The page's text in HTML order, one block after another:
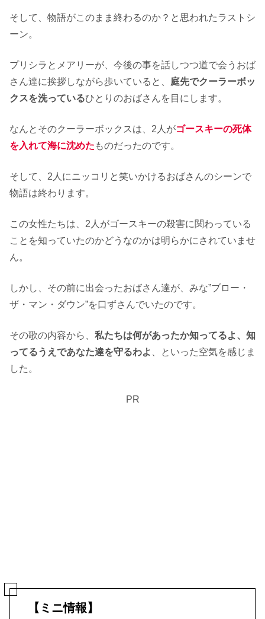
そして、物語がこのまま終わるのか？と思われたラストシ
ーン。
プリシラとメアリーが、今後の事を話しつつ道で会うおば
さん達に挨拶しながら歩いていると、 庭先でクーラーボッ
クスを洗っているひとりのおばさんを目にします。
なんとそのクーラーボックスは、2人がゴースキーの死体
を入れて海に沈めた ものだったのです。
そして、2人にニッコリと笑いかけるおばさんのシーンで
物語は終わります。
この女性たちは、2人がゴースキーの殺害に関わっている
ことを知っていたのかどうなのかは明らかにされていませ
ん。
しかし、その前に出会ったおばさん達が、みな”ブロー・
ザ・マン・ダウン”を口ずさんでいたのです。
その歌の内容から、 私たちは何があったか知ってるよ、知
ってるうえであなた達を守るわよ
、といった空気を感じま
した。
PR
【ミニ情報】